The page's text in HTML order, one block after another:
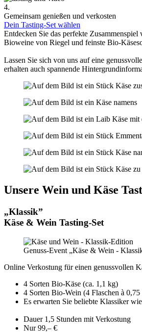
4.
Gemeinsam genießen und verkosten
Dein Tasting-Set wählen
Entdecken Sie das perfekte
Bioweine von Riegel und feinste Bio-
Lassen Sie sich von uns auf eine
erhalten auch spannende
Unsere Wein und Käse
„Klassik”
Käse & Wein Tasting-Set
Genuss-Event „Käse & Wein -
Online Verkostung für einen genussvollen
4 Sorten Bio-Käse (ca. 1,1 kg)
4 Sorten Bio-Wein (4 Flaschen à 0,75
Es erwarten Sie beliebte Klassiker
Dauer 1,5 Stunden mit Verkostung
Nur 99,– €